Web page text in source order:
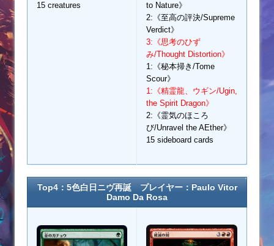
15 creatures
to Nature》
2:《至高の評決/Supreme
Verdict》
3:《思考のひず
み/Thought Distortion》
1:《秘本掃き/Tome
Scour》
1:《精霊龍、ウギン/Ugin,
the Spirit Dragon》
2:《霊気のほころ
び/Unravel the AEther》
15 sideboard cards
Top4：5色白日ニヴ再誕 プレイヤー： Paulo Vitor
Damo Da Rosa